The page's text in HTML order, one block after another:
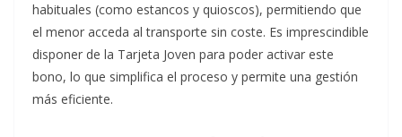
habituales (como estancos y quioscos), permitiendo que
el menor acceda al transporte sin coste. Es imprescindible
disponer de la Tarjeta Joven para poder activar este
bono, lo que simplifica el proceso y permite una gestión
más eficiente.